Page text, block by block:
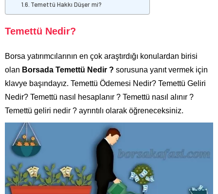
Temettü Hakkı Düşer mi?
Temettü Nedir?
Borsa yatırımcılarının en çok araştırdığı konulardan birisi
olan Borsada Temettü Nedir ? sorusuna yanıt vermek için
klavye başındayız. Temettü Ödemesi Nedir? Temettü Geliri
Nedir? Temettü nasıl hesaplanır ? Temettü nasıl alınır ?
Temettü geliri nedir ? ayrıntılı olarak öğreneceksiniz.